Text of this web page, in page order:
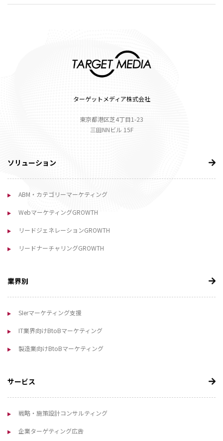
ターゲットメディア株式会社
東京都港区芝4丁目1-23
三田NNビル 15F
ソリューション
ABM・カテゴリーマーケティング
WebマーケティングGROWTH
リードジェネレーションGROWTH
リードナーチャリングGROWTH
業界別
SIerマーケティング支援
IT業界向けBtoBマーケティング
製造業向けBtoBマーケティング
サービス
戦略・施策設計コンサルティング
企業ターゲティング広告